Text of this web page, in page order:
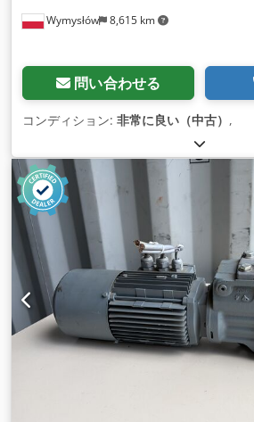
Wymysłów 8,615 km
問い合わせる
コンディション: 非常に良い（中古） ,